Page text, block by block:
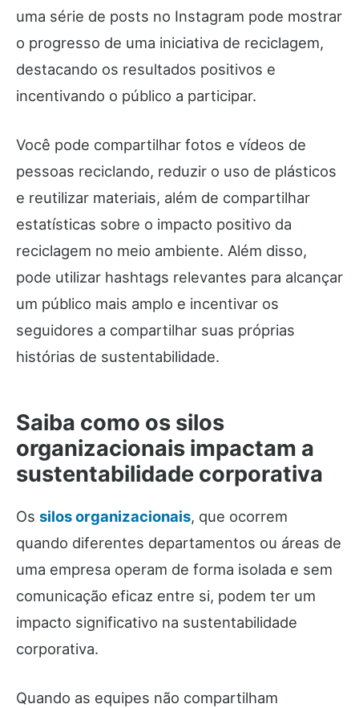
uma série de posts no Instagram pode mostrar
o progresso de uma iniciativa de reciclagem,
destacando os resultados positivos e
incentivando o público a participar.
Você pode compartilhar fotos e vídeos de
pessoas reciclando, reduzir o uso de plásticos
e reutilizar materiais, além de compartilhar
estatísticas sobre o impacto positivo da
reciclagem no meio ambiente. Além disso,
pode utilizar hashtags relevantes para alcançar
um público mais amplo e incentivar os
seguidores a compartilhar suas próprias
histórias de sustentabilidade.
Saiba como os silos
organizacionais impactam a
sustentabilidade corporativa
Os silos organizacionais, que ocorrem
quando diferentes departamentos ou áreas de
uma empresa operam de forma isolada e sem
comunicação eficaz entre si, podem ter um
impacto significativo na sustentabilidade
corporativa.
Quando as equipes não compartilham